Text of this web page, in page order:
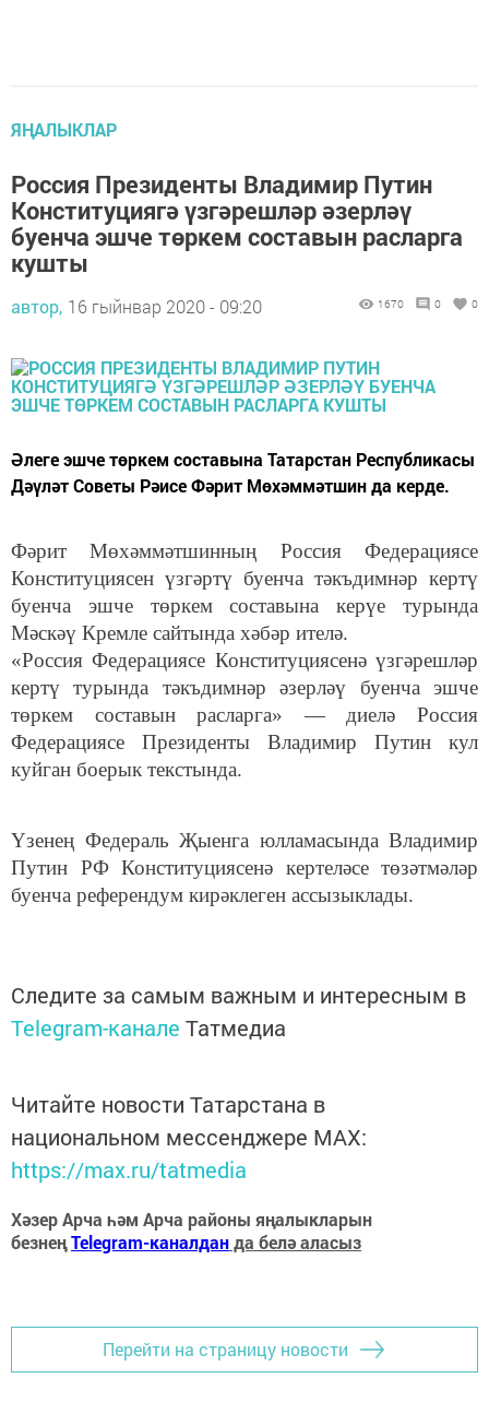
ЯҢАЛЫКЛАР
Россия Президенты Владимир Путин
Конституциягә үзгәрешләр әзерләү
буенча эшче төркем составын расларга
кушты
автор, 16 гыйнвар 2020 - 09:20 1670 0 0
Әлеге эшче төркем составына Татарстан Республикасы
Дәүләт Советы Рәисе Фәрит Мөхәммәтшин да керде.
Фәрит Мөхәммәтшинның Россия Федерациясе
Конституциясен үзгәртү буенча тәкъдимнәр кертү
буенча эшче төркем составына керүе турында
Мәскәү Кремле сайтында хәбәр ителә.
«Россия Федерациясе Конституциясенә үзгәрешләр
кертү турында тәкъдимнәр әзерләү буенча эшче
төркем составын расларга» — диелә Россия
Федерациясе Президенты Владимир Путин кул
куйган боерык текстында.
Үзенең Федераль Җыенга юлламасында Владимир
Путин РФ Конституциясенә кертеләсе төзәтмәләр
буенча референдум кирәклеген ассызыклады.
Следите за самым важным и интересным в
Telegram-канале Татмедиа
Читайте новости Татарстана в
национальном мессенджере MАХ:
https://max.ru/tatmedia
Хәзер Арча һәм Арча районы яңалыкларын
безнеңTelegram-каналданда белә аласыз
Перейти на страницу новости